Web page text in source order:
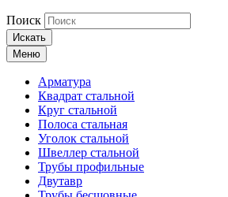
Поиск
Искать
Меню
Арматура
Квадрат стальной
Круг стальной
Полоса стальная
Уголок стальной
Швеллер стальной
Трубы профильные
Двутавр